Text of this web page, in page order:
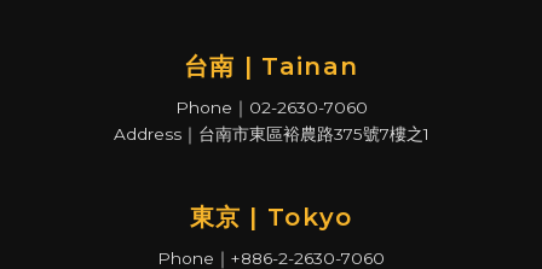
台南 | Tainan
Phone｜02-2630-7060
Address｜台南市東區裕農路375號7樓之1
東京 | Tokyo
Phone｜+886-2-2630-7060